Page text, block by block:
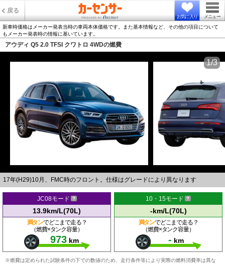
戻る
お気に入り メニュー
新車時価格はメーカー発表当時の車両本体価格です。また基本情報など、その他の項目について
もメーカー発表時の情報に基いています。
アウディ Q5 2.0 TFSI クワトロ 4WDの燃費
17年(H29)10月、FMC時のフロント。仕様はグレードにより異なります
1/3
JC08モード
13.9km/L(70L)
満タンでどこまで走る？
（燃費×タンク容量）
973 km
10・15モード
-km/L(70L)
満タンでどこまで走る？
（燃費×タンク容量）
- km
※燃費は定められた試験条件の下での数値のため、走行条件等により実際の燃料消費率は異な